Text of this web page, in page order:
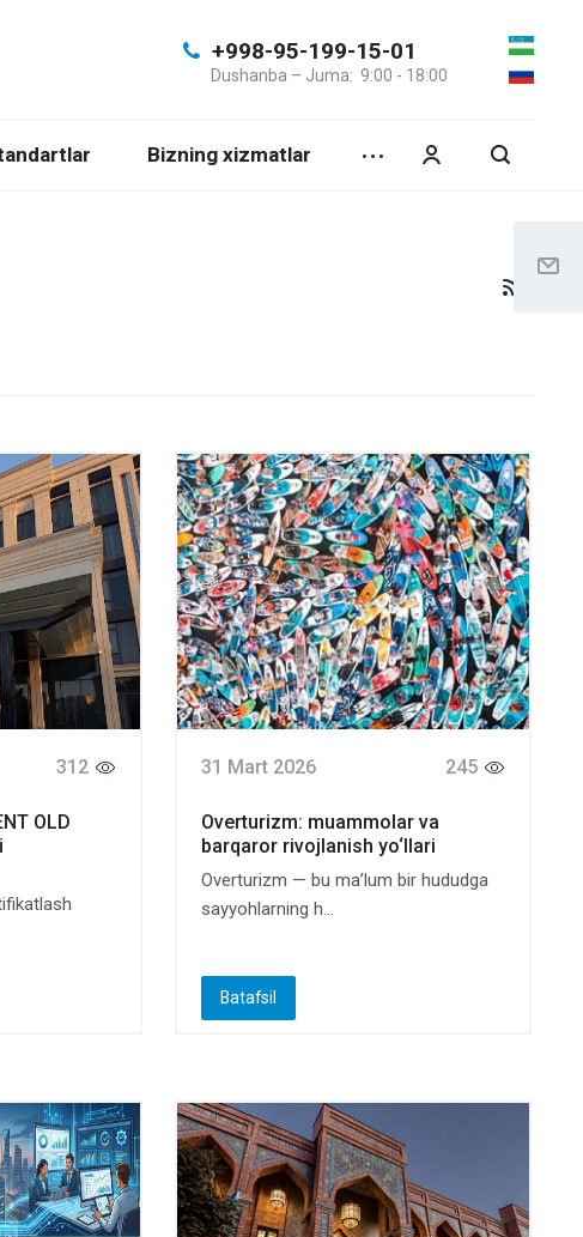
+998-95-199-15-01
Dushanba – Juma: 9:00 - 18:00
Bizning xizmatlar
312
OLD
31 Mart 2026 245
Overturizm: muammolar va
barqaror rivojlanish yo‘llari
Overturizm — bu ma’lum bir hududga
sayyohlarning h...
Batafsil